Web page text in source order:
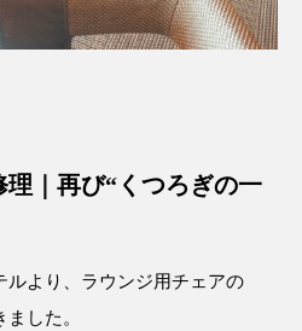
｜再び“くつろぎの一
ルより、ラウンジ用チェアの
した。